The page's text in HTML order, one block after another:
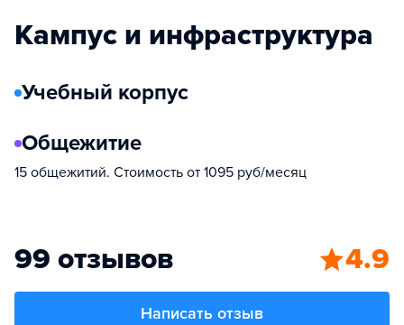
Кампус и инфраструктура
Учебный корпус
Общежитие
15 общежитий. Стоимость от 1095 руб/месяц
99 отзывов 4.9
Написать отзыв